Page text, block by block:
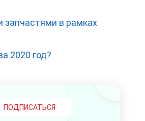
в рамках
2020 год?
ПОДПИСАТЬСЯ